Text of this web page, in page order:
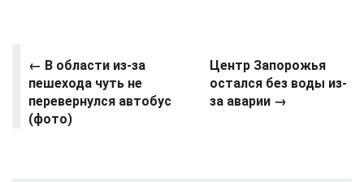
← В области из-за
пешехода чуть не
перевернулся автобус
(фото)
Центр Запорожья
остался без воды из-
за аварии →